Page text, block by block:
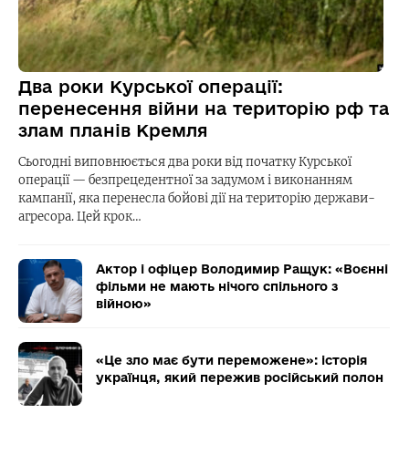
Два роки Курської операції:
перенесення війни на територію рф та
злам планів Кремля
Сьогодні виповнюється два роки від початку Курської
операції — безпрецедентної за задумом і виконанням
кампанії, яка перенесла бойові дії на територію держави-
агресора. Цей крок…
Актор і офіцер Володимир Ращук: «Воєнні
фільми не мають нічого спільного з
війною»
«Це зло має бути переможене»: історія
українця, який пережив російський полон